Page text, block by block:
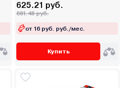
625.21 руб.
681.48 руб.
от 16 руб. руб./мес.
Купить